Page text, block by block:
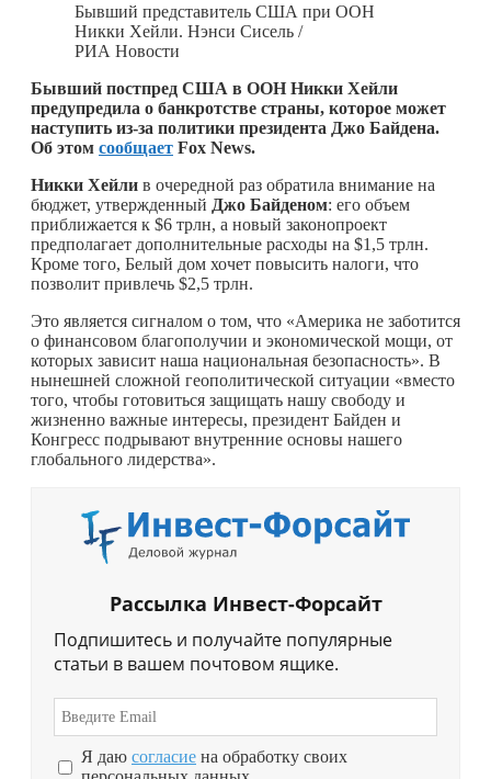
Бывший представитель США при ООН
Никки Хейли. Нэнси Сисель /
РИА Новости
Бывший постпред США в ООН Никки Хейли
предупредила о банкротстве страны, которое может
наступить из-за политики президента Джо Байдена.
Об этом сообщает Fox News.
Никки Хейли в очередной раз обратила внимание на
бюджет, утвержденный Джо Байденом: его объем
приближается к $6 трлн, а новый законопроект
предполагает дополнительные расходы на $1,5 трлн.
Кроме того, Белый дом хочет повысить налоги, что
позволит привлечь $2,5 трлн.
Это является сигналом о том, что «Америка не заботится
о финансовом благополучии и экономической мощи, от
которых зависит наша национальная безопасность». В
нынешней сложной геополитической ситуации «вместо
того, чтобы готовиться защищать нашу свободу и
жизненно важные интересы, президент Байден и
Конгресс подрывают внутренние основы нашего
глобального лидерства».
Рассылка Инвест-Форсайт
Подпишитесь и получайте популярные
статьи в вашем почтовом ящике.
Я даю согласие на обработку своих